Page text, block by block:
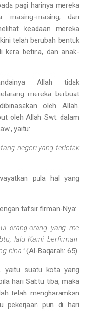
pagi harinya mereka
masing-masing, dan
keadaan mereka
telah berubah bentuk
kera betina, dan anak-
Allah tidak
mereka berbuat
oleh Allah.
oleh Allah Swt. dalam
yaitu:
negeri yang terletak
pula hal yang
tafsir firman-Nya:
orang-orang yang me­
lalu Kami berfirman
hina."(Al-Baqarah: 65)
yaitu suatu kota yang
hari Sabtu tiba, maka
telah mengharamkan
pekerjaan pun di hari